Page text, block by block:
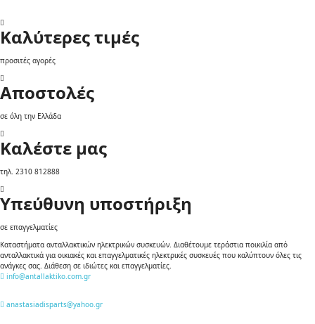
Καλύτερες τιμές
προσιτές αγορές
Αποστολές
σε όλη την Ελλάδα
Καλέστε μας
τηλ. 2310 812888
Υπεύθυνη υποστήριξη
σε επαγγελματίες
Καταστήματα ανταλλακτικών ηλεκτρικών συσκευών. Διαθέτουμε τεράστια ποικιλία από
ανταλλακτικά για οικιακές και επαγγελματικές ηλεκτρικές συσκευές που καλύπτουν όλες τις
ανάγκες σας. Διάθεση σε ιδιώτες και επαγγελματίες.
info@antallaktiko.com.gr
anastasiadisparts@yahoo.gr